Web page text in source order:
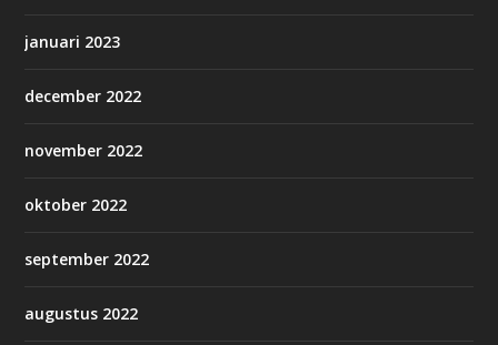
januari 2023
december 2022
november 2022
oktober 2022
september 2022
augustus 2022